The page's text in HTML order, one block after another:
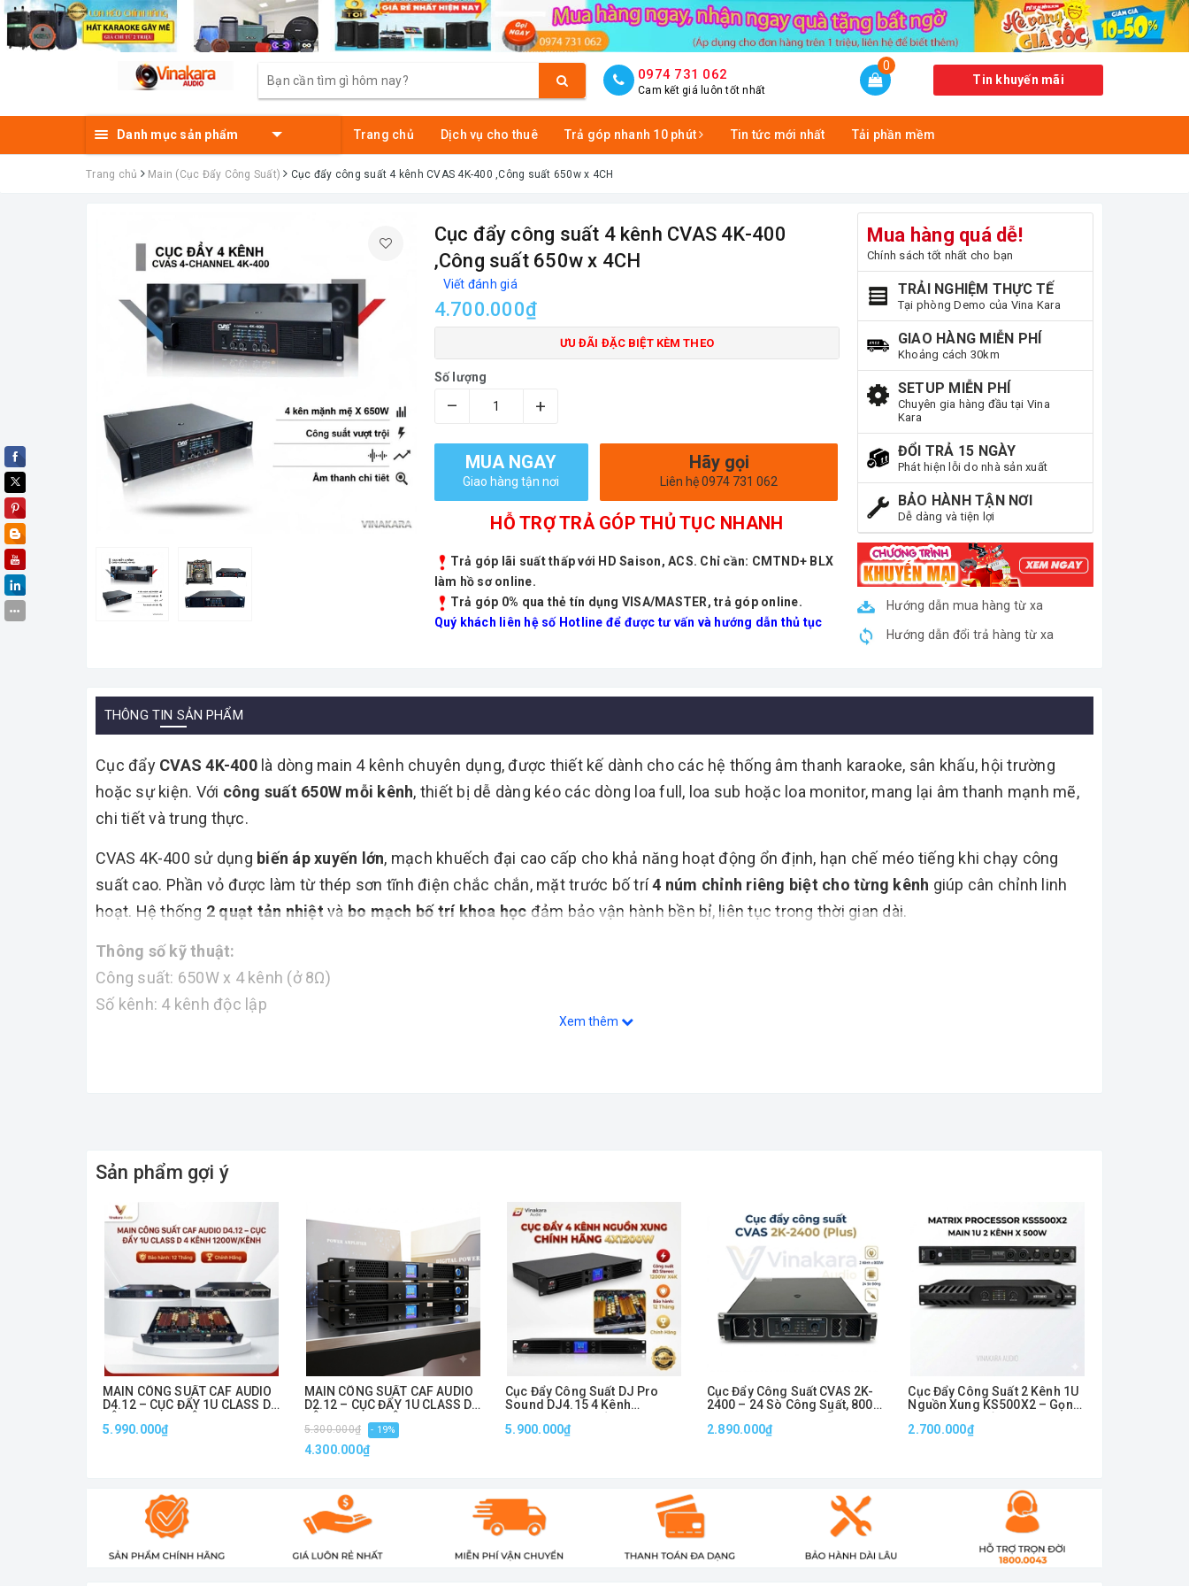
0974 731 062
Cam kết giá luôn tốt nhất
0
Tin khuyến mãi
Danh mục sản phẩm Trang chủ Dịch vụ cho thuê Trả góp nhanh 10 phút Tin tức mới nhất Tải phần mềm
Trang chủ Main (Cục Đẩy Công Suất) Cục đẩy công suất 4 kênh CVAS 4K-400 ,Công suất 650w x 4CH
Cục đẩy công suất 4 kênh CVAS 4K-400
,Công suất 650w x 4CH
Viết đánh giá
4.700.000₫
ƯU ĐÃI ĐẶC BIỆT KÈM THEO
Số lượng
– +
MUA NGAY
Giao hàng tận nơi
Hãy gọi
Liên hệ 0974 731 062
HỖ TRỢ TRẢ GÓP THỦ TỤC NHANH
Trả góp lãi suất thấp với HD Saison, ACS. Chỉ cần: CMTND+ BLX
làm hồ sơ online.
Trả góp 0% qua thẻ tín dụng VISA/MASTER, trả góp online.
Quý khách liên hệ số Hotline để được tư vấn và hướng dẫn thủ tục
Mua hàng quá dễ!
Chính sách tốt nhất cho bạn
TRẢI NGHIỆM THỰC TẾ
Tại phòng Demo của Vina Kara
GIAO HÀNG MIỄN PHÍ
Khoảng cách 30km
SETUP MIỄN PHÍ
Chuyên gia hàng đầu tại Vina
Kara
ĐỔI TRẢ 15 NGÀY
Phát hiện lỗi do nhà sản xuất
BẢO HÀNH TẬN NƠI
Dễ dàng và tiện lợi
Hướng dẫn mua hàng từ xa
Hướng dẫn đổi trả hàng từ xa
THÔNG TIN SẢN PHẨM
Cục đẩy CVAS 4K-400là dòng main 4 kênh chuyên dụng, được thiết kế dành cho các hệ thống âm thanh karaoke, sân khấu, hội trường
hoặc sự kiện. Với công suất 650W mỗi kênh, thiết bị dễ dàng kéo các dòng loa full, loa sub hoặc loa monitor, mang lại âm thanh mạnh mẽ,
chi tiết và trung thực.
CVAS 4K-400 sử dụng biến áp xuyến lớn, mạch khuếch đại cao cấp cho khả năng hoạt động ổn định, hạn chế méo tiếng khi chạy công
suất cao. Phần vỏ được làm từ thép sơn tĩnh điện chắc chắn, mặt trước bố trí4 núm chỉnh riêng biệt cho từng kênh giúp cân chỉnh linh
hoạt. Hệ thống 2 quạt tản nhiệt và bo mạch bố trí khoa học đảm bảo vận hành bền bỉ, liên tục trong thời gian dài.
Thông số kỹ thuật:
Công suất: 650W x 4 kênh (ở 8Ω)
Số kênh: 4 kênh độc lập
Tỷ số S/N: >100dB
Tản nhiệt: Quạt đôi, điều khiển tự động theo nhiệt độ
Nguồn điện: 220V – 50Hz
Kích thước: 480 x 410 x 130mm
Trọng lượng: 25kg
Xem thêm
Sản phẩm gợi ý
MAIN CÔNG SUẤT CAF AUDIO
D4.12 – CỤC ĐẨY 1U CLASS D 4
5.990.000₫
MAIN CÔNG SUẤT CAF AUDIO
D2.12 – CỤC ĐẨY 1U CLASS D 2
5.300.000₫ - 19%
4.300.000₫
Cục Đẩy Công Suất DJ Pro
Sound DJ4.15 4 Kênh
Chính Hãng
5.900.000₫
Cục Đẩy Công Suất CVAS 2K-
2400 – 24 Sò Công Suất, 800W
2.890.000₫
Cục Đẩy Công Suất 2 Kênh 1U
Nguồn Xung KS500X2 – Gọn
2
2.700.000₫